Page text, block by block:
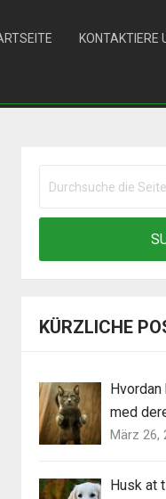
KONTAKTIERE
KÜRZLICHE
med
März 26,
Husk at